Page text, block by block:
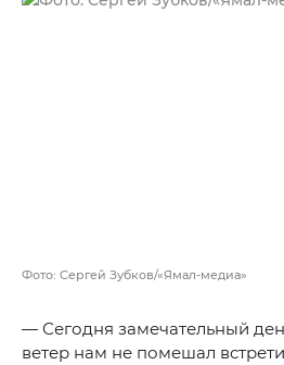
Фото: Сергей Зубков/«Ямал-медиа»
— Сегодня замечательный
ветер нам не помешал